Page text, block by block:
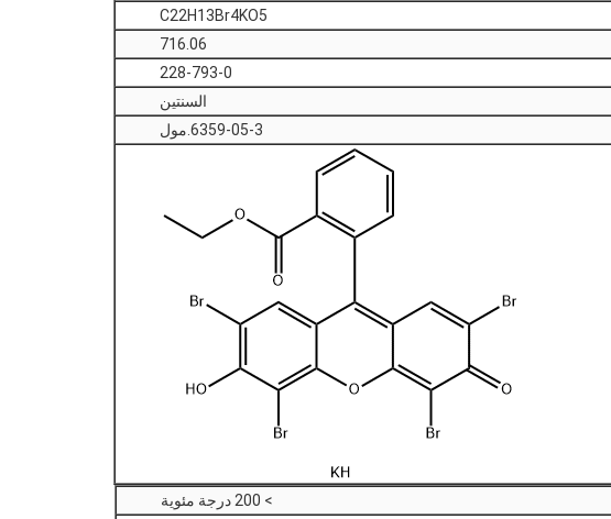
C22H13Br4KO5
716.06
228-793-0
السنتين
6359-05-3.مول
> 200 درجة مئوية